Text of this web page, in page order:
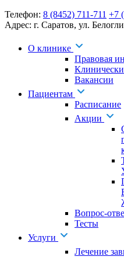
Телефон: 8 (8452) 711-711 +7
Адрес: г. Саратов, ул.
О клинике
Правовая
Вакансии
Пациентам
Расписание
Акции
Вопрос-
Тесты
Услуги
Лечение